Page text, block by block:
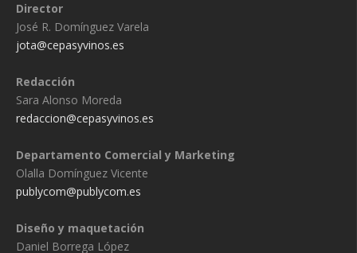
Director
José R. Domínguez Varela
jota@cepasyvinos.es
Redacción
Sara Alonso Moreda
redaccion@cepasyvinos.es
Departamento Comercial y Marketing
Olalla Domínguez Vicente
publycom@publycom.es
Diseño y maquetación
Daniel Borrega López